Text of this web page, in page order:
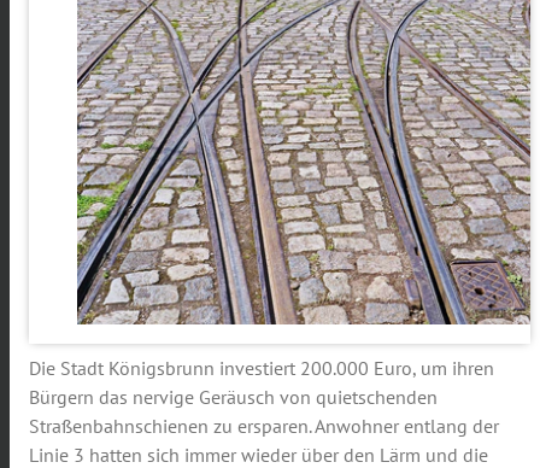
Die Stadt Königsbrunn investiert 200.000 Euro, um ihren
Bürgern das nervige Geräusch von quietschenden
Straßenbahnschienen zu ersparen. Anwohner entlang der
Linie 3 hatten sich immer wieder über den Lärm und die